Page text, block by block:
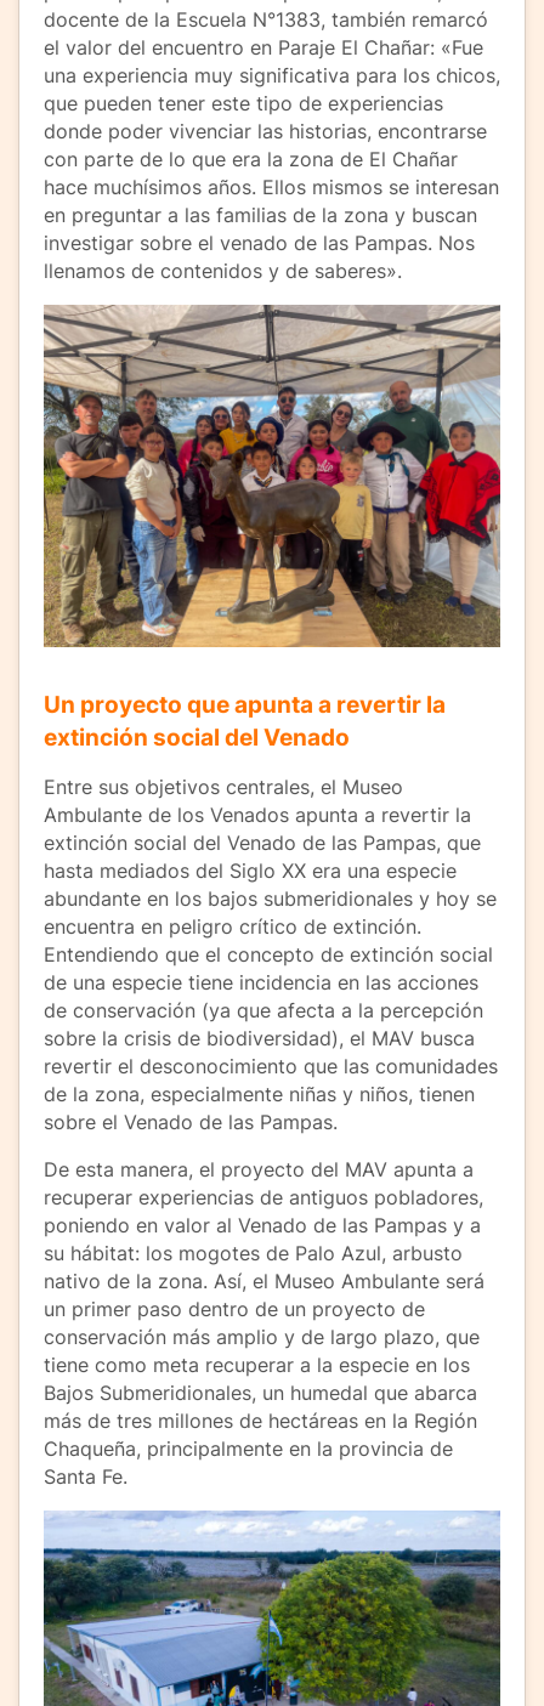
docente de la Escuela N°1383, también remarcó
el valor del encuentro en Paraje El Chañar: «Fue
una experiencia muy significativa para los chicos,
que pueden tener este tipo de experiencias
donde poder vivenciar las historias, encontrarse
con parte de lo que era la zona de El Chañar
hace muchísimos años. Ellos mismos se interesan
en preguntar a las familias de la zona y buscan
investigar sobre el venado de las Pampas. Nos
llenamos de contenidos y de saberes».
Un proyecto que apunta a revertir la
extinción social del Venado
Entre sus objetivos centrales, el Museo
Ambulante de los Venados apunta a revertir la
extinción social del Venado de las Pampas, que
hasta mediados del Siglo XX era una especie
abundante en los bajos submeridionales y hoy se
encuentra en peligro crítico de extinción.
Entendiendo que el concepto de extinción social
de una especie tiene incidencia en las acciones
de conservación (ya que afecta a la percepción
sobre la crisis de biodiversidad), el MAV busca
revertir el desconocimiento que las comunidades
de la zona, especialmente niñas y niños, tienen
sobre el Venado de las Pampas.
De esta manera, el proyecto del MAV apunta a
recuperar experiencias de antiguos pobladores,
poniendo en valor al Venado de las Pampas y a
su hábitat: los mogotes de Palo Azul, arbusto
nativo de la zona. Así, el Museo Ambulante será
un primer paso dentro de un proyecto de
conservación más amplio y de largo plazo, que
tiene como meta recuperar a la especie en los
Bajos Submeridionales, un humedal que abarca
más de tres millones de hectáreas en la Región
Chaqueña, principalmente en la provincia de
Santa Fe.